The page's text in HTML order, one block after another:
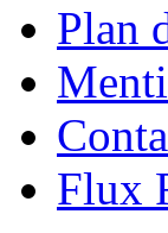
Plan
Flux